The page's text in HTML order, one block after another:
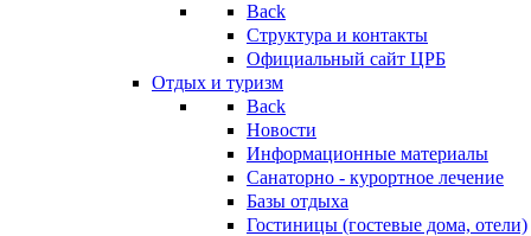
Back
Структура и контакты
Официальный сайт ЦРБ
Отдых и туризм
Back
Новости
Информационные материалы
Санаторно - курортное лечение
Базы отдыха
Гостиницы (гостевые дома, отели)